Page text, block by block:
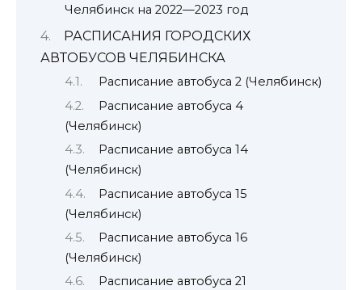
Челябинск на 2022—2023 год
РАСПИСАНИЯ ГОРОДСКИХ
АВТОБУСОВ ЧЕЛЯБИНСКА
Расписание автобуса 2 (Челябинск)
Расписание автобуса 4
(Челябинск)
Расписание автобуса 14
(Челябинск)
Расписание автобуса 15
(Челябинск)
Расписание автобуса 16
(Челябинск)
Расписание автобуса 21